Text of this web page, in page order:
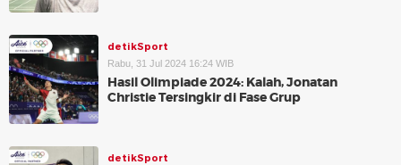
detikSport
Rabu, 31 Jul 2024 16:24 WIB
Hasil Olimpiade 2024: Kalah, Jonatan
Christie Tersingkir di Fase Grup
detikSport